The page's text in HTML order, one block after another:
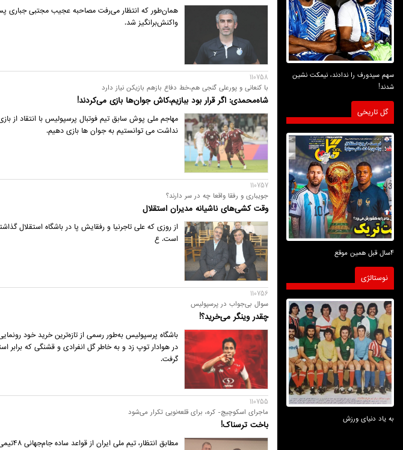
همان‌طور که انتظار می‌رفت مصاحبه عجیب مجتبی جباری
واکنش‌برانگیز شد.
110758
با کنعانی و پورعلی گنجی هم،خط دفاع بازهم بازیکن نیاز دارد
شاه‌محمدی: اگر قرار بود ببازیم،کاش جوان‌ها بازی می‌کردند!
مهاجم ملی پوش سابق تیم فوتبال پرسپولیس با انتقاد از
نداشت می توانستیم به جوان ها بازی دهیم.
110757
جویباری و رفقا واقعا چه در سر دارند؟
وقت کشی‌های ناشیانه مدیران استقلال
از روزی که علی تاجرنیا و رفقایش پا در باشگاه استقلال
است. ع
110756
سوال بی‌جواب در پرسپولیس
چقدر وینگر می‌خرید؟!
باشگاه پرسپولیس به‌طور رسمی از تازه‌ترین خرید خود
در هوادار توپ زد و به خاطر گل انفرادی و قشنگی که برابر
گرفت.
110755
ماجرای اسکوچیچ- کره، برای قلعه‌نویی تکرار می‌شود
باخت ترسناک!
مطابق
سهم سیدورف را ندادند، نیمکت نشین
شدند!
گل تاریخی
4سال قبل همین موقع
نوستالژی
به یاد دنیای ورزش